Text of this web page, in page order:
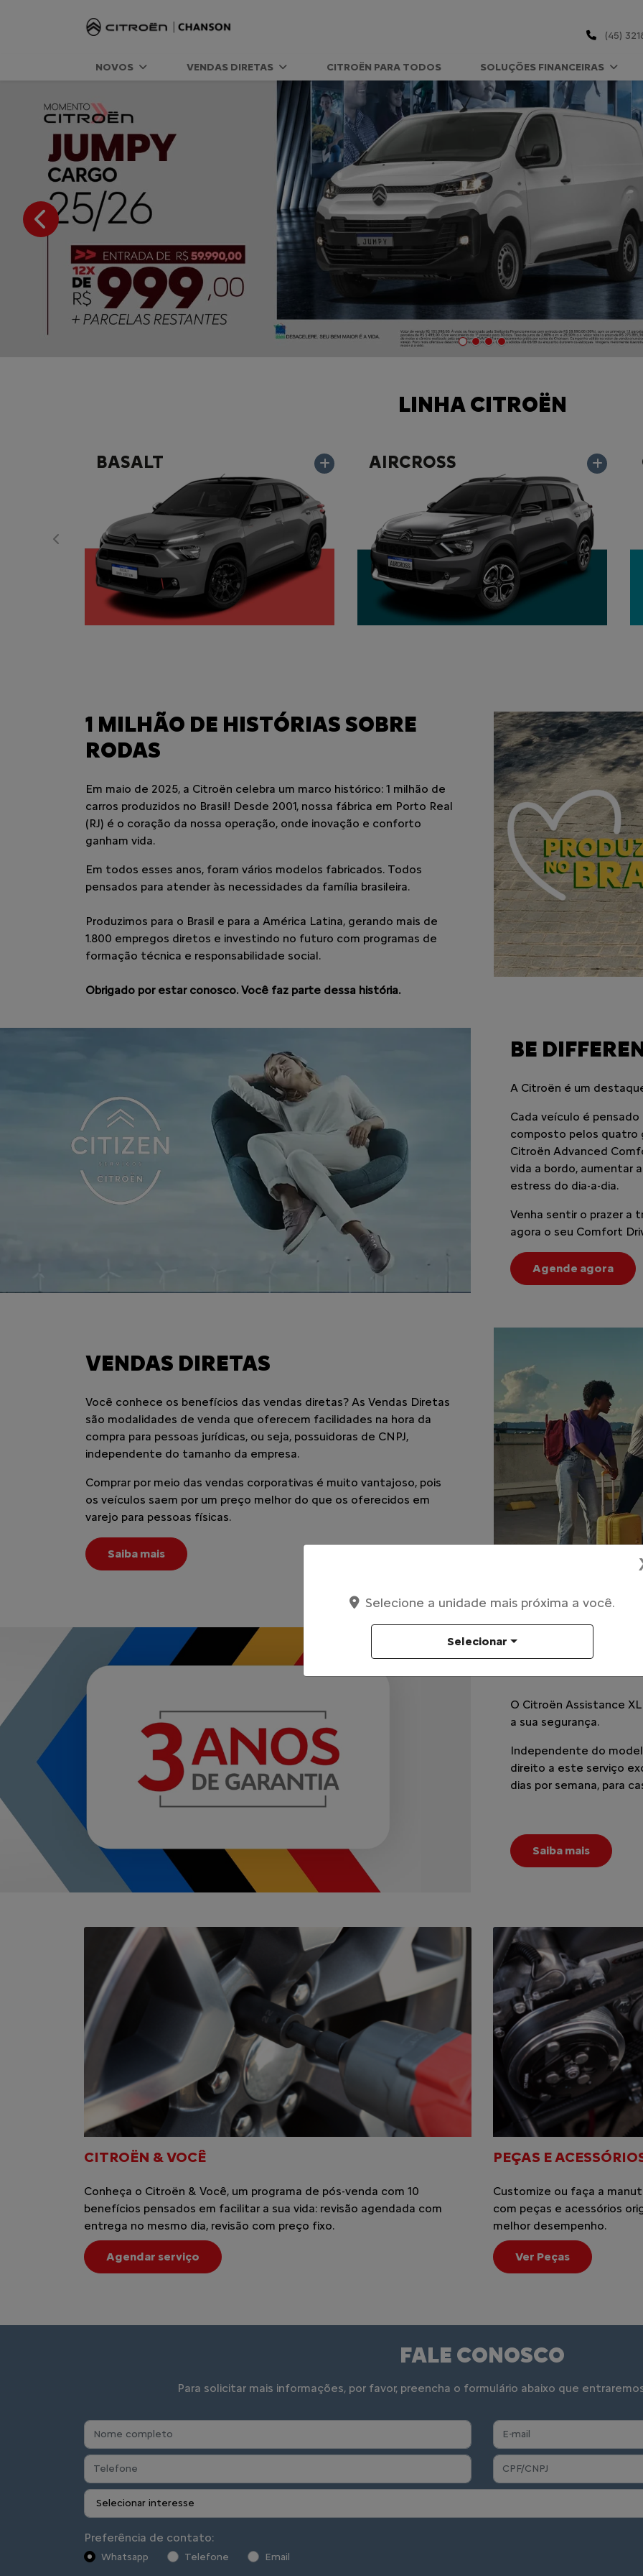
(45)
NOVOS VENDAS DIRETAS CITROËN PARA TODOS SOLUÇÕES FINANCEIRAS
templates.template-01.components.carousel.texts.control_prev
BASALT
Anterior
1 MILHÃO DE HISTÓRIAS SOBRE
RODAS
Em maio de 2025, a Citroën celebra um marco histórico: 1 milhão de
carros produzidos no Brasil! Desde 2001, nossa fábrica em Porto Real
(RJ) é o coração da nossa operação, onde inovação e conforto
Em todos esses anos, foram vários modelos fabricados. Todos
pensados para atender às necessidades da família brasileira.
Produzimos para o Brasil e para a América Latina, gerando mais de
1.800 empregos diretos e investindo no futuro com programas de
Obrigado por estar conosco. Você faz parte dessa história.
BE
A Citroën é um
Cada veículo é
composto pelos quatro
Citroën Advanced
estress do dia-a-dia.
Selecione a unidade mais próxima a você.
Selecionar